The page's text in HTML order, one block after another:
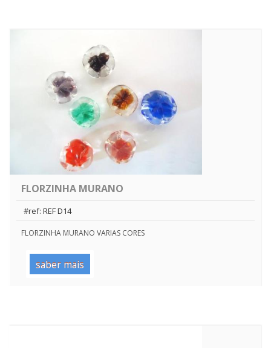
FLORZINHA MURANO
#ref: REF D14
FLORZINHA MURANO VARIAS CORES
saber mais